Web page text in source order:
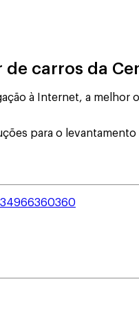
carros da
à Internet, a melhor
para o